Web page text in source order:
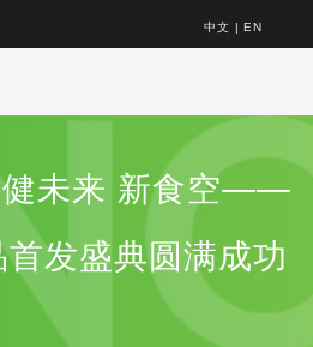
中文 | EN
健未来 新食空——
发盛典圆满成功